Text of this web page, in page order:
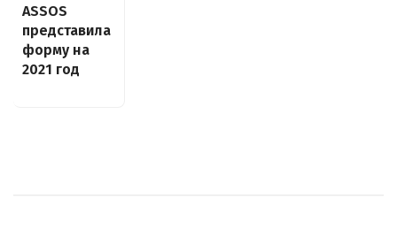
ASSOS
представила
форму на
2021 год